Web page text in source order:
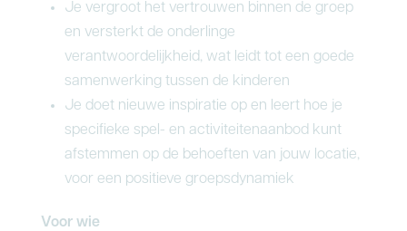
Je vergroot het vertrouwen binnen de groep
en versterkt de onderlinge
verantwoordelijkheid, wat leidt tot een goede
samenwerking tussen de kinderen
Je doet nieuwe inspiratie op en leert hoe je
specifieke spel- en activiteitenaanbod kunt
afstemmen op de behoeften van jouw locatie,
voor een positieve groepsdynamiek
Voor wie